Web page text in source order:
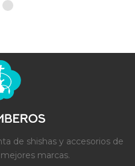
de shishas y accesorios de
marcas.